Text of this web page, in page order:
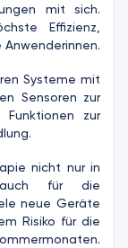
mit sich.
Effizienz,
Systeme mit
Sensoren zur
Funktionen zur
nicht nur in
auch für die
neue Geräte
Risiko für die